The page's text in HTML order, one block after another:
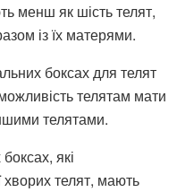
менш як шість телят,
із їх матерями.
боксах для телят
телятам мати
телятами.
які
хворих телят, мають